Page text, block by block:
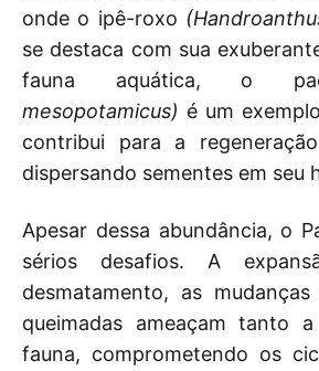
onde o ipê-roxo
se destaca com sua
fauna aquática, o
mesopotamicus) é um
contribui para a
dispersando sementes em seu
Apesar dessa abundância, o
sérios desafios. A
desmatamento, as
queimadas ameaçam tanto
fauna, comprometendo os